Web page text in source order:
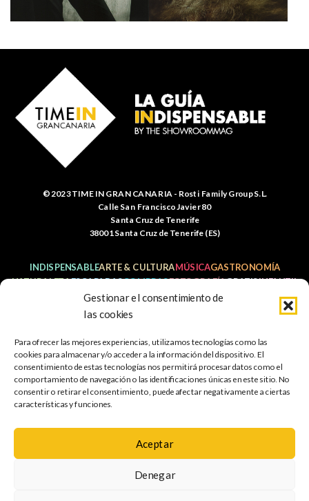
Gestionar el consentimiento de
las cookies
Para ofrecer las mejores experiencias, utilizamos tecnologías como las
cookies para almacenar y/o acceder a la información del dispositivo. El
consentimiento de estas tecnologías nos permitirá procesar datos como el
comportamiento de navegación o las identificaciones únicas en este sitio. No
consentir o retirar el consentimiento, puede afectar negativamente a ciertas
características y funciones.
Aceptar
Denegar
© 2023 TIME IN GRAN CANARIA - Rosti Family Group S.L.
Calle San Francisco Javier 80
Santa Cruz de Tenerife
38001 Santa Cruz de Tenerife (ES)
INDISPENSABLEARTE & CULTURAMÚSICAGASTRONOMÍA
NATURALEZAESCAPADASCOMPRASFOTOGRAFÍAGRATISINFANTIL
Aviso legal
Política de
privacidad
Política de cookies
Mapa web Accesibilidad
PROGRAMA KIT DIGITAL COFINANCIADO POR LOS FONDOS
NEXT GENERATION (EU) DEL MERCANISMO DE
RECUPERACIÓN Y RESILIENCIA